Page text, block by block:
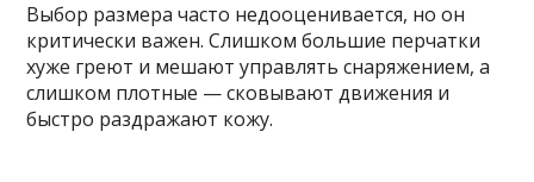
Выбор размера часто недооценивается, но он
критически важен. Слишком большие перчатки
хуже греют и мешают управлять снаряжением, а
слишком плотные — сковывают движения и
быстро раздражают кожу.